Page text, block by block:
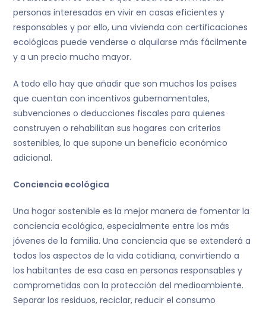
personas interesadas en vivir en casas eficientes y
responsables y por ello, una vivienda con certificaciones
ecológicas puede venderse o alquilarse más fácilmente
y a un precio mucho mayor.
A todo ello hay que añadir que son muchos los países
que cuentan con incentivos gubernamentales,
subvenciones o deducciones fiscales para quienes
construyen o rehabilitan sus hogares con criterios
sostenibles, lo que supone un beneficio económico
adicional.
Conciencia ecológica
Una hogar sostenible es la mejor manera de fomentar la
conciencia ecológica, especialmente entre los más
jóvenes de la familia. Una conciencia que se extenderá a
todos los aspectos de la vida cotidiana, convirtiendo a
los habitantes de esa casa en personas responsables y
comprometidas con la protección del medioambiente.
Separar los residuos, reciclar, reducir el consumo